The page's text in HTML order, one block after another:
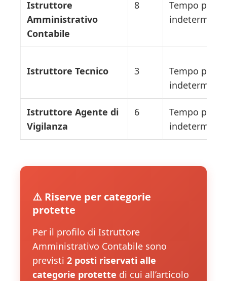
Istruttore
Amministrativo
Contabile
8
Tempo
Istruttore Tecnico 3
Tempo
Istruttore Agente di
Vigilanza
6
Tempo
⚠️ Riserve per categorie
protette
Per il profilo di Istruttore
Amministrativo Contabile sono
previsti 2 posti riservati alle
categorie protette di cui all’articolo